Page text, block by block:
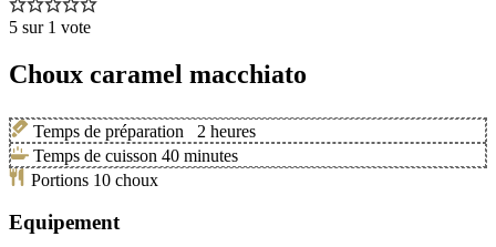
5 sur 1 vote
Choux caramel macchiato
Temps de préparation 2 heures
Temps de cuisson 40 minutes
Portions 10 choux
Equipement